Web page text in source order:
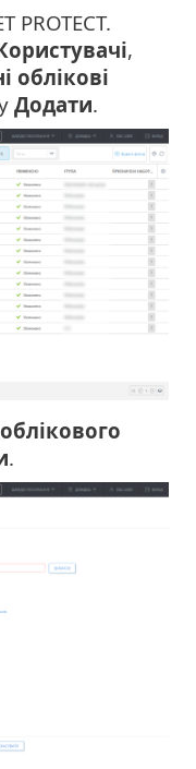
PROTECT.
,
облікові
Додати.
.